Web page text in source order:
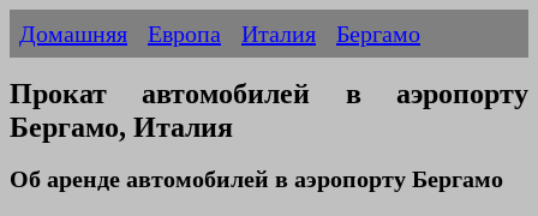
Домашняя Европа Италия Бергамо
Прокат автомобилей в аэропорту
Бергамо, Италия
Об аренде автомобилей в аэропорту Бергамо